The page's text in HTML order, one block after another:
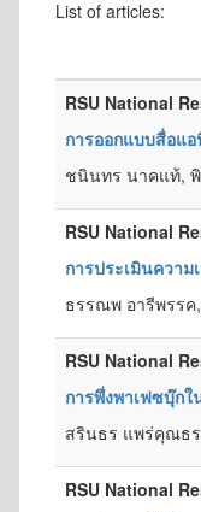
List of articles:
RSU National
การออกแบบสื่อแ
ชนินทร นาคแท้,
RSU National
การประเมินควา
ธรรณพ อารีพรรค
RSU National
การพึ่งพาเฟซบุ๊ก
สรินธร แพร่คุณธ
RSU National